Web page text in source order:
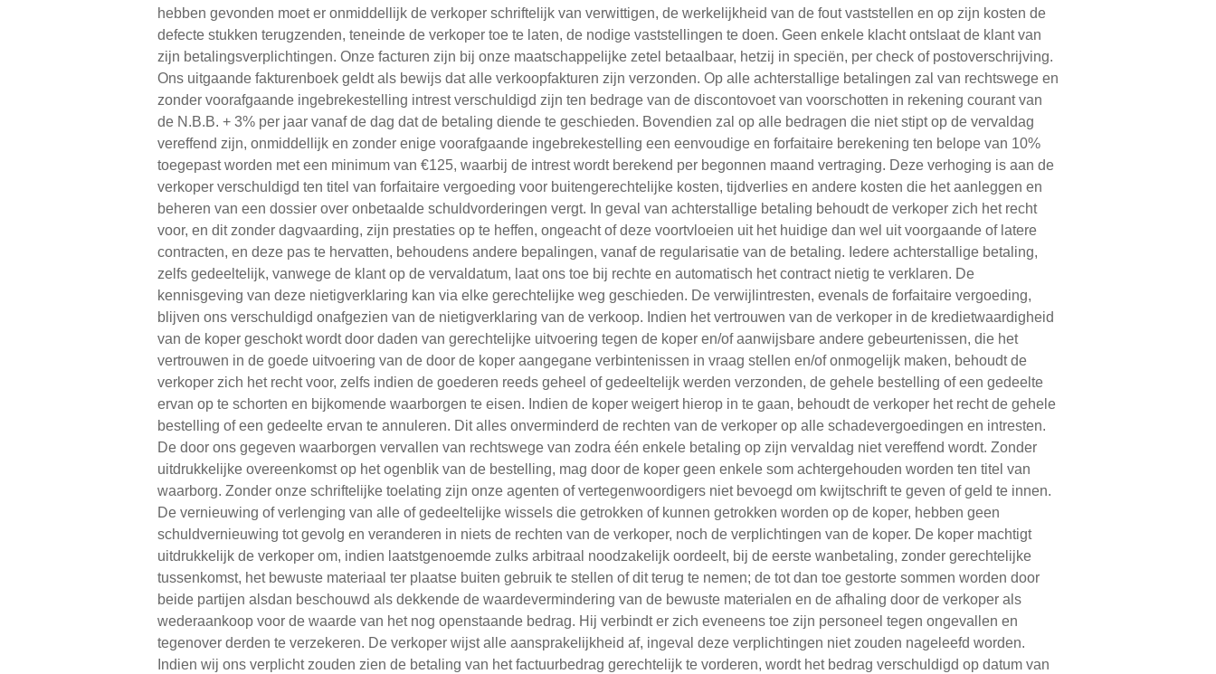
hebben gevonden moet er onmiddellijk de verkoper schriftelijk van verwittigen, de werkelijkheid van de fout vaststellen en op zijn kosten de
defecte stukken terugzenden, teneinde de verkoper toe te laten, de nodige vaststellingen te doen. Geen enkele klacht ontslaat de klant van
zijn betalingsverplichtingen. Onze facturen zijn bij onze maatschappelijke zetel betaalbaar, hetzij in speciën, per check of postoverschrijving.
Ons uitgaande fakturenboek geldt als bewijs dat alle verkoopfakturen zijn verzonden. Op alle achterstallige betalingen zal van rechtswege en
zonder voorafgaande ingebrekestelling intrest verschuldigd zijn ten bedrage van de discontovoet van voorschotten in rekening courant van
de N.B.B. + 3% per jaar vanaf de dag dat de betaling diende te geschieden. Bovendien zal op alle bedragen die niet stipt op de vervaldag
vereffend zijn, onmiddellijk en zonder enige voorafgaande ingebrekestelling een eenvoudige en forfaitaire berekening ten belope van 10%
toegepast worden met een minimum van €125, waarbij de intrest wordt berekend per begonnen maand vertraging. Deze verhoging is aan de
verkoper verschuldigd ten titel van forfaitaire vergoeding voor buitengerechtelijke kosten, tijdverlies en andere kosten die het aanleggen en
beheren van een dossier over onbetaalde schuldvorderingen vergt. In geval van achterstallige betaling behoudt de verkoper zich het recht
voor, en dit zonder dagvaarding, zijn prestaties op te heffen, ongeacht of deze voortvloeien uit het huidige dan wel uit voorgaande of latere
contracten, en deze pas te hervatten, behoudens andere bepalingen, vanaf de regularisatie van de betaling. Iedere achterstallige betaling,
zelfs gedeeltelijk, vanwege de klant op de vervaldatum, laat ons toe bij rechte en automatisch het contract nietig te verklaren. De
kennisgeving van deze nietigverklaring kan via elke gerechtelijke weg geschieden. De verwijlintresten, evenals de forfaitaire vergoeding,
blijven ons verschuldigd onafgezien van de nietigverklaring van de verkoop. Indien het vertrouwen van de verkoper in de kredietwaardigheid
van de koper geschokt wordt door daden van gerechtelijke uitvoering tegen de koper en/of aanwijsbare andere gebeurtenissen, die het
vertrouwen in de goede uitvoering van de door de koper aangegane verbintenissen in vraag stellen en/of onmogelijk maken, behoudt de
verkoper zich het recht voor, zelfs indien de goederen reeds geheel of gedeeltelijk werden verzonden, de gehele bestelling of een gedeelte
ervan op te schorten en bijkomende waarborgen te eisen. Indien de koper weigert hierop in te gaan, behoudt de verkoper het recht de gehele
bestelling of een gedeelte ervan te annuleren. Dit alles onverminderd de rechten van de verkoper op alle schadevergoedingen en intresten.
De door ons gegeven waarborgen vervallen van rechtswege van zodra één enkele betaling op zijn vervaldag niet vereffend wordt. Zonder
uitdrukkelijke overeenkomst op het ogenblik van de bestelling, mag door de koper geen enkele som achtergehouden worden ten titel van
waarborg. Zonder onze schriftelijke toelating zijn onze agenten of vertegenwoordigers niet bevoegd om kwijtschrift te geven of geld te innen.
De vernieuwing of verlenging van alle of gedeeltelijke wissels die getrokken of kunnen getrokken worden op de koper, hebben geen
schuldvernieuwing tot gevolg en veranderen in niets de rechten van de verkoper, noch de verplichtingen van de koper. De koper machtigt
uitdrukkelijk de verkoper om, indien laatstgenoemde zulks arbitraal noodzakelijk oordeelt, bij de eerste wanbetaling, zonder gerechtelijke
tussenkomst, het bewuste materiaal ter plaatse buiten gebruik te stellen of dit terug te nemen; de tot dan toe gestorte sommen worden door
beide partijen alsdan beschouwd als dekkende de waardevermindering van de bewuste materialen en de afhaling door de verkoper als
wederaankoop voor de waarde van het nog openstaande bedrag. Hij verbindt er zich eveneens toe zijn personeel tegen ongevallen en
tegenover derden te verzekeren. De verkoper wijst alle aansprakelijkheid af, ingeval deze verplichtingen niet zouden nageleefd worden.
Indien wij ons verplicht zouden zien de betaling van het factuurbedrag gerechtelijk te vorderen, wordt het bedrag verschuldigd op datum van